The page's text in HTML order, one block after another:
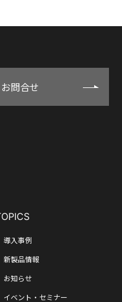
お問合せ
導入事例
新製品情報
お知らせ
イベント・セミナー